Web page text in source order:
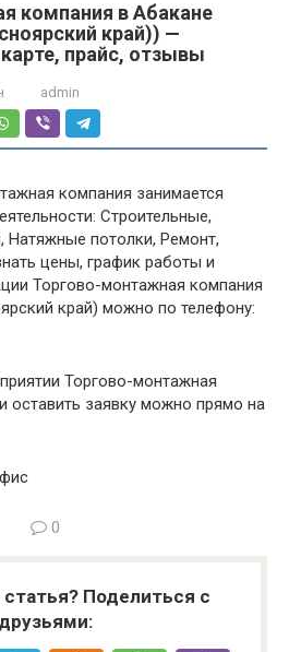
компания в Абакане
край)) —
прайс, отзывы
admin
компания занимается
Строительные,
Натяжные потолки, Ремонт,
цены, график работы и
Торгово-монтажная компания
край) можно по телефону:
Торгово-монтажная
оставить заявку можно прямо на
0
Поделиться с
друзьями: